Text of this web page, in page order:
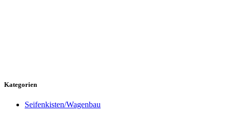
Kategorien
Seifenkisten/Wagenbau